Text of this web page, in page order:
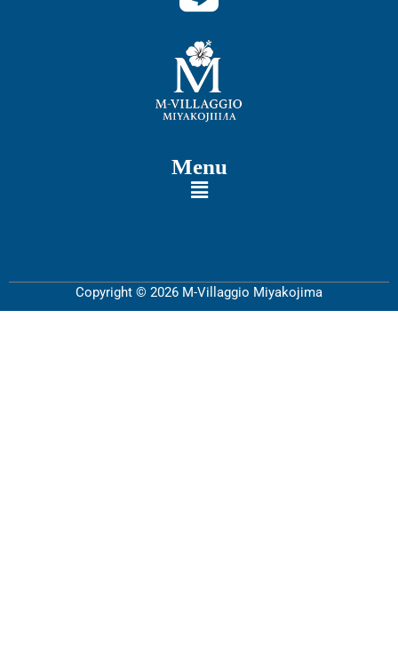
Menu
Copyright © 2026 M-Villaggio Miyakojima